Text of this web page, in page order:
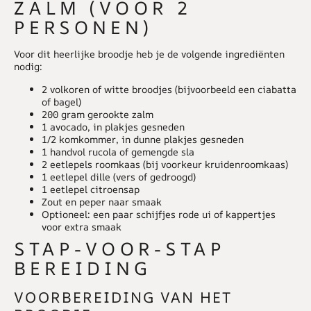
ZALM (VOOR 2
PERSONEN)
Voor dit heerlijke broodje heb je de volgende ingrediënten
nodig:
2 volkoren of witte broodjes (bijvoorbeeld een ciabatta
of bagel)
200 gram gerookte zalm
1 avocado, in plakjes gesneden
1/2 komkommer, in dunne plakjes gesneden
1 handvol rucola of gemengde sla
2 eetlepels roomkaas (bij voorkeur kruidenroomkaas)
1 eetlepel dille (vers of gedroogd)
1 eetlepel citroensap
Zout en peper naar smaak
Optioneel: een paar schijfjes rode ui of kappertjes
voor extra smaak
STAP-VOOR-STAP
BEREIDING
VOORBEREIDING VAN HET